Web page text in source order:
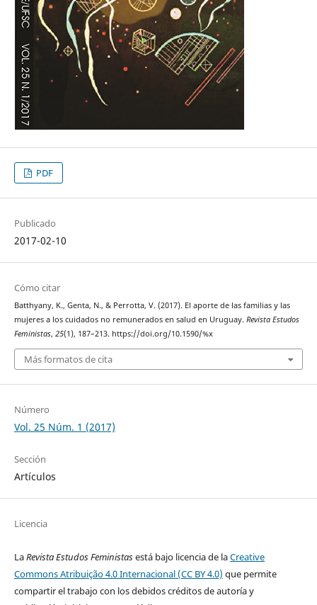
PDF
Publicado
2017-02-10
Cómo citar
Batthyany, K., Genta, N., & Perrotta, V. (2017). El aporte de las familias y las
mujeres a los cuidados no remunerados en salud en Uruguay. Revista Estudos
Feministas, 25(1), 187–213. https://doi.org/10.1590/%x
Más formatos de cita
Número
Vol. 25 Núm. 1 (2017)
Sección
Artículos
Licencia
LaRevista Estudos Feministasestá bajo licencia de laCreative
Commons Atribuição 4.0 Internacional (CC BY 4.0) que permite
compartir el trabajo con los debidos créditos de autoría y